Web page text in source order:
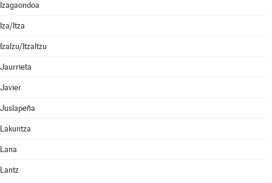
Izagaondoa
Iza/Itza
Izalzu/Itzaltzu
Jaurrieta
Javier
Juslapeña
Lakuntza
Lana
Lantz